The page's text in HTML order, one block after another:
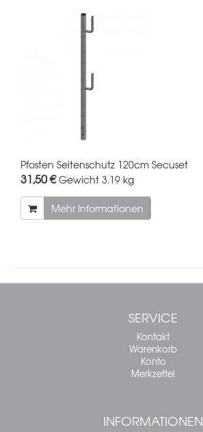
Pfosten Seitenschutz 120cm Secuset
31,50 €Gewicht 3.19 kg
Mehr Informationen
SERVICE
Kontakt
Warenkorb
Konto
Merkzettel
INFORMATIONEN